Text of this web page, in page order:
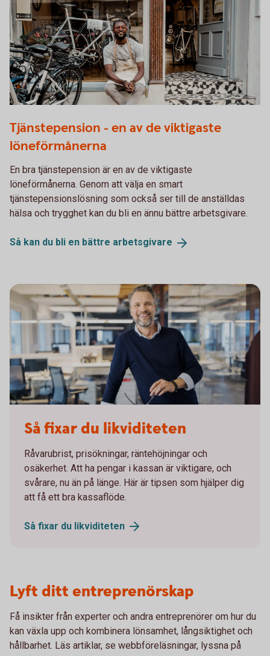
Tjänstepension - en av de viktigaste
löneförmånerna
En bra tjänstepension är en av de viktigaste
löneförmånerna. Genom att välja en smart
tjänstepensionslösning som också ser till de anställdas
hälsa och trygghet kan du bli en ännu bättre arbetsgivare.
Så kan du bli en bättre arbetsgivare
Så fixar du likviditeten
Råvarubrist, prisökningar, räntehöjningar och
osäkerhet. Att ha pengar i kassan är viktigare, och
svårare, nu än på länge. Här är tipsen som hjälper dig
att få ett bra kassaflöde.
Så fixar du likviditeten
Lyft ditt entreprenörskap
Få insikter från experter och andra entreprenörer om hur du
kan växla upp och kombinera lönsamhet, långsiktighet och
hållbarhet. Läs artiklar, se webbföreläsningar, lyssna på